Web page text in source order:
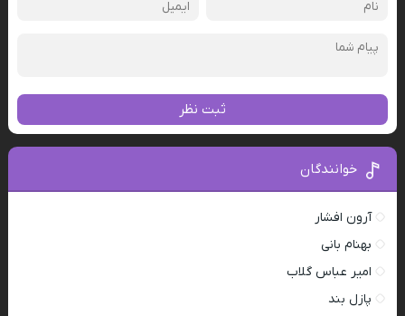
ثبت نظر
خوانندگان
آرون افشار
بهنام بانی
امیر عباس گلاب
پازل بند